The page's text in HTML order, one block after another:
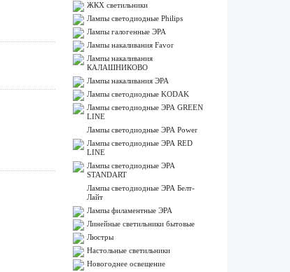
ЖКХ светильники
Лампы cветодиодные Philips
Лампы галогенные ЭРА
Лампы накаливания Favor
Лампы накаливания
КАЛАШНИКОВО
Лампы накаливания ЭРА
Лампы светодиодные KODAK
Лампы светодиодные ЭРА GREEN
LINE
Лампы светодиодные ЭРА Power
Лампы светодиодные ЭРА RED
LINE
Лампы светодиодные ЭРА
STANDART
Лампы светодиодные ЭРА Белт-
Лайт
Лампы филаментные ЭРА
Линейные светильники бытовые
Люстры
Настольные светильники
Новогоднее освещение